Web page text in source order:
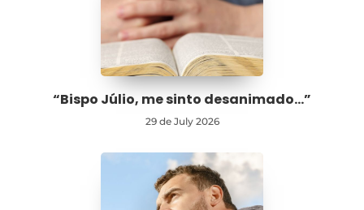
“Bispo Júlio, me sinto desanimado…”
29 de July 2026